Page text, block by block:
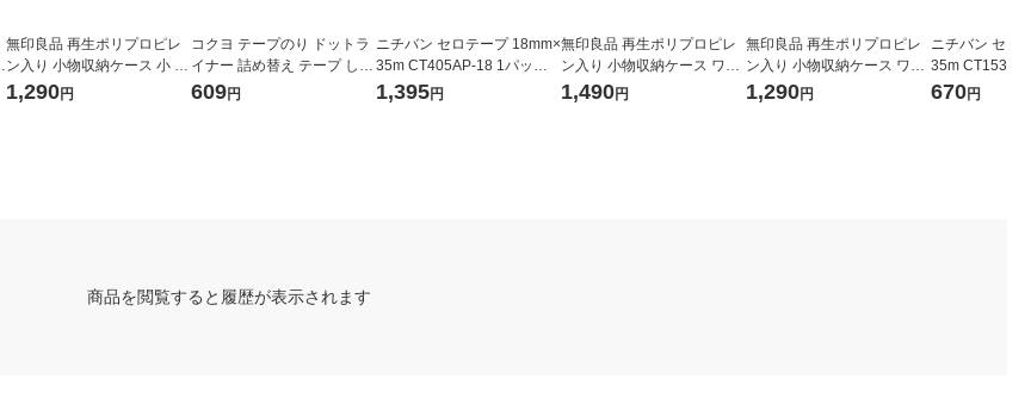
無印良品 再生ポリプロピレ
ン入り 小物収納ケース 小 ホ
ワイトグレー 約幅２６×奥行
３７×高さ９ｃｍ 良品計画
1,290円
コクヨ テープのり ドットラ
イナー 詰め替え テープ しっ
かり貼るタイプ 3個 タ-D400
609円
ニチバン セロテープ 18mm×
35m CT405AP-18 1パック
（10巻入）
1,395円
無印良品 再生ポリプロピレ
ン入り 小物収納ケース ワイ
ド 大 ホワイトグレー 約幅３
７×奥行２６×高さ１７．５
1,490円
無印良品 再生ポリプロピレ
ン入り 小物収納ケース ワイ
ド 小 ホワイトグレー 約幅３
７×奥行２６×高さ９ｃｍ 良
1,290円
ニチバン セロ
35m CT1535-
巻入）
670円
商品を閲覧すると履歴が表示されます